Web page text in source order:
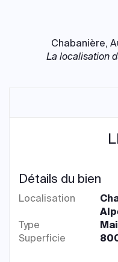
Chabanière,
La localisation
Détails du bien
Localisation
Type
Superficie